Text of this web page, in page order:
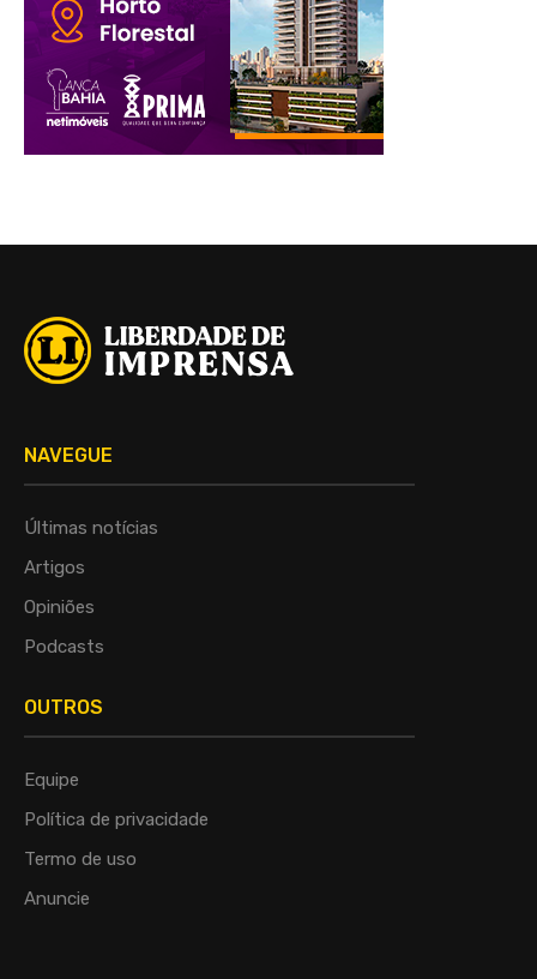
NAVEGUE
Últimas notícias
Artigos
Opiniões
Podcasts
OUTROS
Equipe
Política de privacidade
Termo de uso
Anuncie